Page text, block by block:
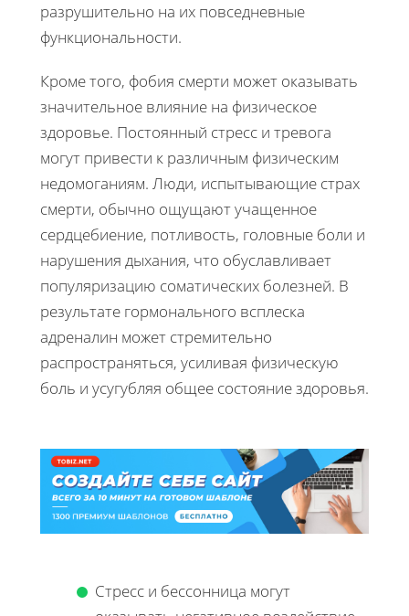
разрушительно на их повседневные
функциональности.
Кроме того, фобия смерти может оказывать
значительное влияние на физическое
здоровье. Постоянный стресс и тревога
могут привести к различным физическим
недомоганиям. Люди, испытывающие страх
смерти, обычно ощущают учащенное
сердцебиение, потливость, головные боли и
нарушения дыхания, что обуславливает
популяризацию соматических болезней. В
результате гормонального всплеска
адреналин может стремительно
распространяться, усиливая физическую
боль и усугубляя общее состояние здоровья.
Стресс и бессонница могут